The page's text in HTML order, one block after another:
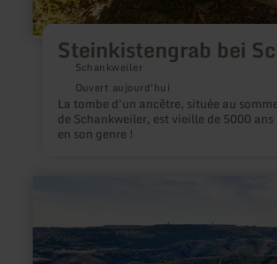
Steinkistengrab bei
Schankweiler
Ouvert aujourd'hui
La tombe d'un ancêtre, située au
de Schankweiler, est vieille de 5000
en son genre !
sur
Ruines